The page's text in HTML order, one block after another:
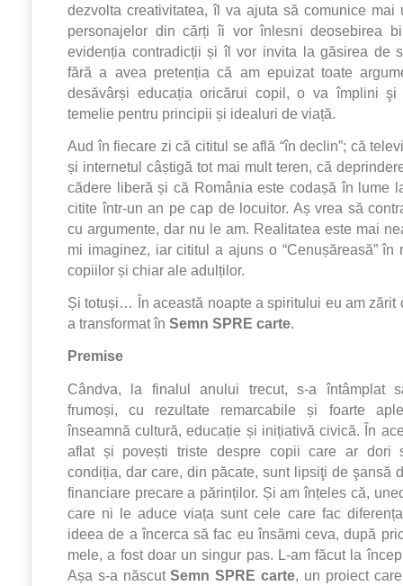
dezvolta creativitatea, îl va ajuta să comunice mai
personajelor din cărți îi vor înlesni deosebirea
evidenția contradicții și îl vor invita la găsirea de
fără a avea pretenția că am epuizat toate
desăvârși educația oricărui copil, o va împlini
temelie pentru principii și idealuri de viață.
Aud în fiecare zi că cititul se află “în declin”; că
și internetul câștigă tot mai mult teren, că
cădere liberă și că România este codașă în lume
citite într-un an pe cap de locuitor. Aș vrea să
cu argumente, dar nu le am. Realitatea este mai
mi imaginez, iar cititul a ajuns o “Cenușăreasă” în
copiilor și chiar ale adulților.
Și totuși… În această noapte a spiritului eu am zărit
a transformat în Semn SPRE carte
Premise
Cândva, la finalul anului trecut, s-a întâmplat
frumoși, cu rezultate remarcabile și foarte
înseamnă cultură, educație și inițiativă civică. În
aflat și povești triste despre copii care ar dori
condiția, dar care, din păcate, sunt lipsiţi de şansă
financiare precare a părinților. Și am înțeles că,
care ni le aduce viața sunt cele care fac
ideea de a încerca să fac eu însămi ceva, după
mele, a fost doar un singur pas. L-am făcut la
Așa s-a născutSemn SPRE carte , un proiect